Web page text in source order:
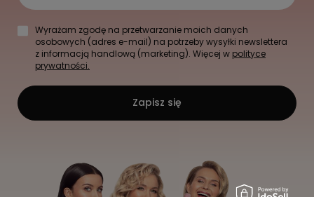
Wyrażam zgodę na przetwarzanie moich danych
osobowych (adres e-mail) na potrzeby wysyłki newslettera
z informacją handlową (marketing). Więcej w polityce
prywatności.
Zapisz się